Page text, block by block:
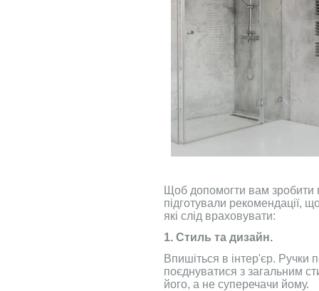
Щоб допомогти вам зробити
підготували рекомендації,
які слід враховувати:
1. Стиль та дизайн.
Впишіться в інтер'єр. Ручки
поєднуватися з загальним
його, а не суперечачи йому.